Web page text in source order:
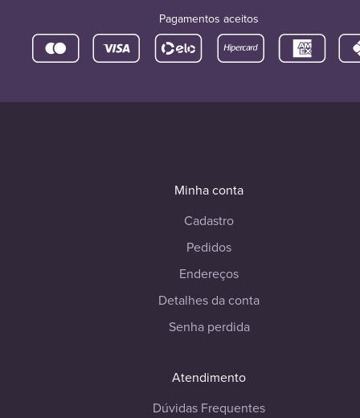
Pagamentos aceitos
Minha conta
Cadastro
Pedidos
Endereços
Detalhes da conta
Senha perdida
Atendimento
Dúvidas Frequentes